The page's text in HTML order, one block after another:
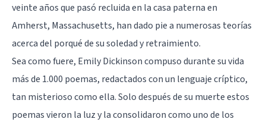
veinte años que pasó recluida en la casa paterna en
Amherst, Massachusetts, han dado pie a numerosas teorías
acerca del porqué de su soledad y retraimiento.
Sea como fuere, Emily Dickinson compuso durante su vida
más de 1.000 poemas, redactados con un lenguaje críptico,
tan misterioso como ella. Solo después de su muerte estos
poemas vieron la luz y la consolidaron como uno de los